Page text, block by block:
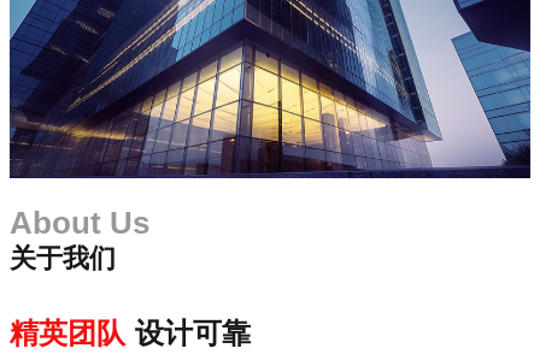
About Us
关于我们
精英团队 设计可靠